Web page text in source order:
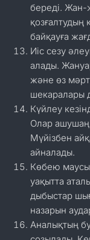
береді. Жан-
қозғалтудың
байқауға
Иіс сезу
алады.
және өз
шекаралары
Күйлеу
Олар ашушаң
Мүйізбен
айналады.
Көбею
уақытта
дыбыстар
назарын
Аналықтың